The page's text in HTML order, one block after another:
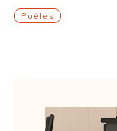
Poêles